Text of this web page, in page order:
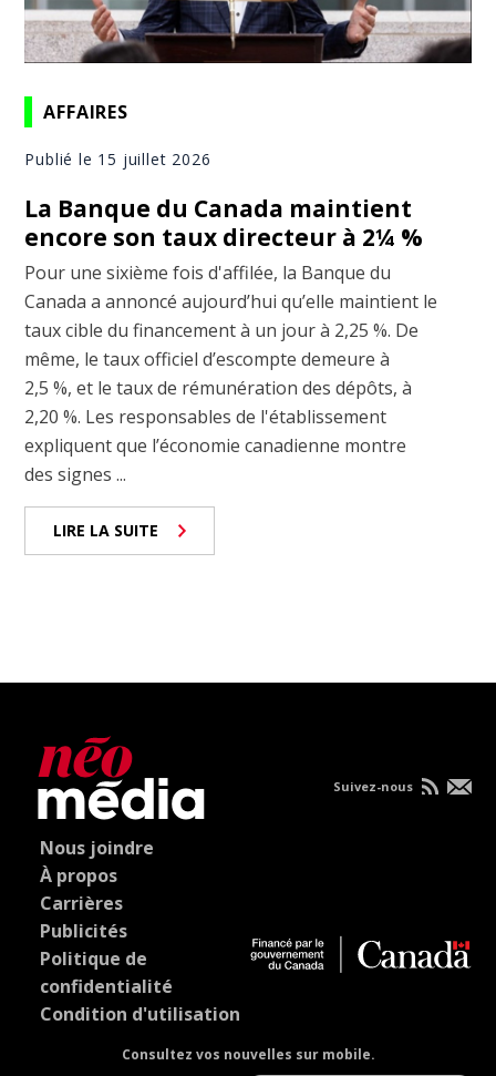
AFFAIRES
Publié le 15 juillet 2026
La Banque du Canada maintient
encore son taux directeur à 2¼ %
Pour une sixième fois d'affilée, la Banque du
Canada a annoncé aujourd’hui qu’elle maintient le
taux cible du financement à un jour à 2,25 %. De
même, le taux officiel d’escompte demeure à
2,5 %, et le taux de rémunération des dépôts, à
2,20 %. Les responsables de l'établissement
expliquent que l’économie canadienne montre
des signes ...
LIRE LA SUITE
Nous joindre
À propos
Carrières
Publicités
Politique de
confidentialité
Condition d'utilisation
Consultez vos nouvelles sur mobile.
Suivez-nous